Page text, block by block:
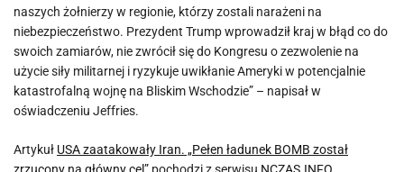
naszych żołnierzy w regionie, którzy zostali narażeni na
niebezpieczeństwo. Prezydent Trump wprowadził kraj w błąd co do
swoich zamiarów, nie zwrócił się do Kongresu o zezwolenie na
użycie siły militarnej i ryzykuje uwikłanie Ameryki w potencjalnie
katastrofalną wojnę na Bliskim Wschodzie” – napisał w
oświadczeniu Jeffries.
Artykuł USA zaatakowały Iran. „Pełen ładunek BOMB został